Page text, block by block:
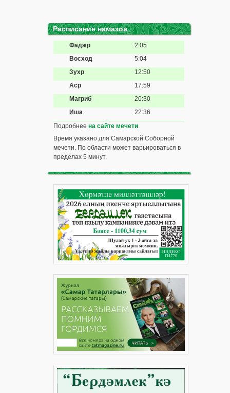
Расписание намазов
Фаджр
2:05
Восход
5:04
Зухр
12:50
Аср
17:59
Магриб
20:30
Иша
22:36
Подробнее на сайте мечети.
Время указано для Самарской Соборной
мечети. По области может варьироваться в
пределах 5 минут.